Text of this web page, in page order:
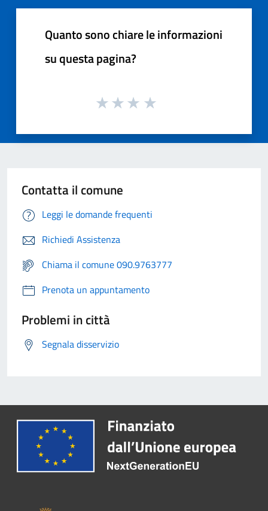
Quanto sono chiare le informazioni
su questa pagina?
Contatta il comune
Leggi le domande frequenti
Richiedi Assistenza
Chiama il comune 090.9763777
Prenota un appuntamento
Problemi in città
Segnala disservizio